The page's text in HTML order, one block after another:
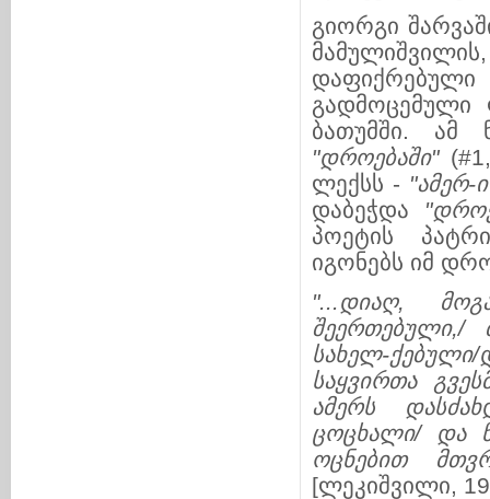
გიორგი
დაფიქრებული
ბათუმში. ამ
"დროებაში"
ლექ­სს - "ამერ-
დაბეჭდა "
პოეტის
იგონებს იმ
"...დიაღ,
შეერთებული,/
სახელ-ქებული/
საყვირთა
ამერს
ცოცხალი/
და
ოცნებით
[ლეკიშვილი,